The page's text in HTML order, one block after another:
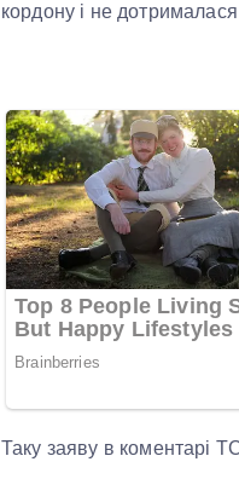
кордону і не дотрималася
Таку заяву в коментарі